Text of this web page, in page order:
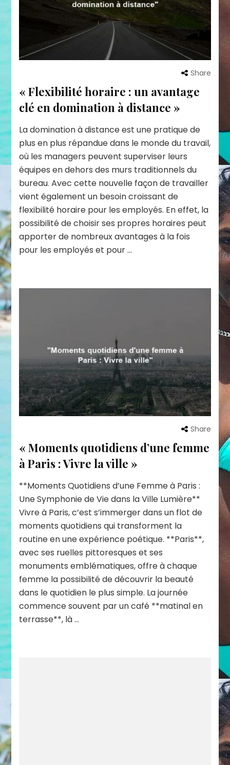
Share
« Flexibilité horaire : un avantage
clé en domination à distance »
La domination à distance est une pratique de
plus en plus répandue dans le monde du travail,
où les managers peuvent superviser leurs
équipes en dehors des murs traditionnels du
bureau. Avec cette nouvelle façon de travailler
vient également un besoin croissant de
flexibilité horaire pour les employés. En effet, la
possibilité de choisir ses propres horaires peut
apporter de nombreux avantages à la fois
pour les employés et pour …
Share
« Moments quotidiens d’une femme
à Paris : Vivre la ville »
**Moments Quotidiens d’une Femme à Paris :
Une Symphonie de Vie dans la Ville Lumière**
Vivre à Paris, c’est s’immerger dans un flot de
moments quotidiens qui transforment la
routine en une expérience poétique. **Paris**,
avec ses ruelles pittoresques et ses
monuments emblématiques, offre à chaque
femme la possibilité de découvrir la beauté
dans le quotidien le plus simple. La journée
commence souvent par un café **matinal en
terrasse**, là …